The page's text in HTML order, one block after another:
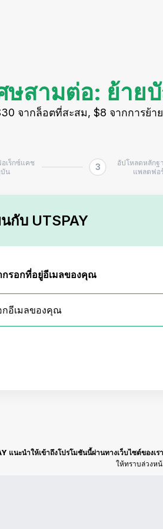
ษสามต่อ: ย้า
จากล็อตที่สะสม, $8 จากการย้
เร็กซ์แคช
น
3
อัปโหลดหลัก
แพลตฟอ
กับ UTSPAY
รอกที่อยู่อีเมลของคุณ
แนะนำให้เข้าถึงโปรโมชันนี้ผ่านทางเว็บไซต์ของเร
ให้ทราบล่วงหน้